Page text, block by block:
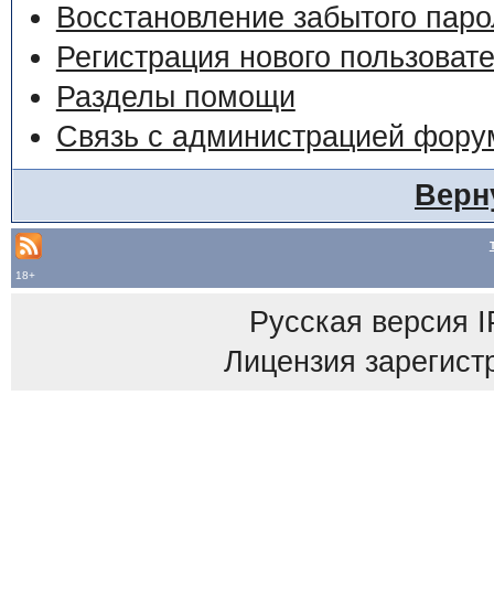
Восстановление забытого
Регистрация нового
Разделы помощи
Связь с администрацией
18+
Русская версия
Лицензия